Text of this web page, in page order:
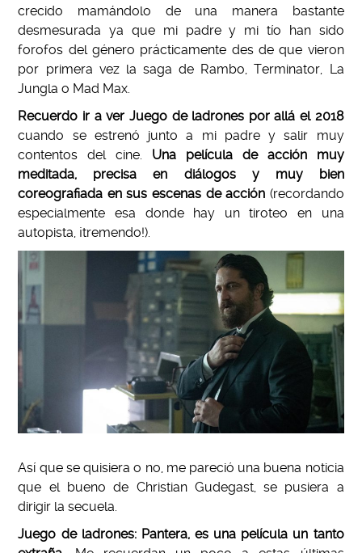
crecido mamándolo de una manera bastante
desmesurada ya que mi padre y mi tío han sido
forofos del género prácticamente des de que vieron
por primera vez la saga de Rambo, Terminator, La
Jungla o Mad Max.
Recuerdo ir a ver Juego de ladrones por allá el 2018
cuando se estrenó junto a mi padre y salir muy
contentos del cine. Una película de acción muy
meditada, precisa en diálogos y muy bien
coreografiada en sus escenas de acción (recordando
especialmente esa donde hay un tiroteo en una
autopista, ¡tremendo!).
Así que se quisiera o no, me pareció una buena noticia
que el bueno de Christian Gudegast, se pusiera a
dirigir la secuela.
Juego de ladrones: Pantera, es una película un tanto